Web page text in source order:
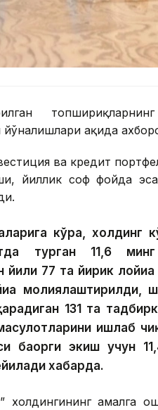
ҳақида
ва кредит
йиллик соф фойда
кўра, холдинг
турган 11,6
йили 77 та йирик
молиялаштирилди,
131 та
ишлаб
баҳорги экиш учун
хабарда.
холдингининг амалга